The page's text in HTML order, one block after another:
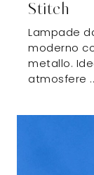
Stitch
Lampade
moderno
metallo.
atmosfere